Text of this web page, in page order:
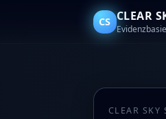
CS CLEAR
CLEAR SKY